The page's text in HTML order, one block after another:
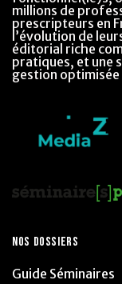
millions de
prescripteurs en
l’évolution de
éditorial riche
pratiques, et une
gestion
NOS DOSSIERS
Guide Séminaires